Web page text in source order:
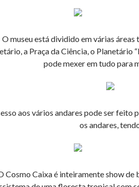
O museu está dividido em várias
a Praça da Ciência, o Planetário
pode mexer em tudo para
aos vários andares pode ser feito
os andares,
Cosmo Caixa é inteiramente show de